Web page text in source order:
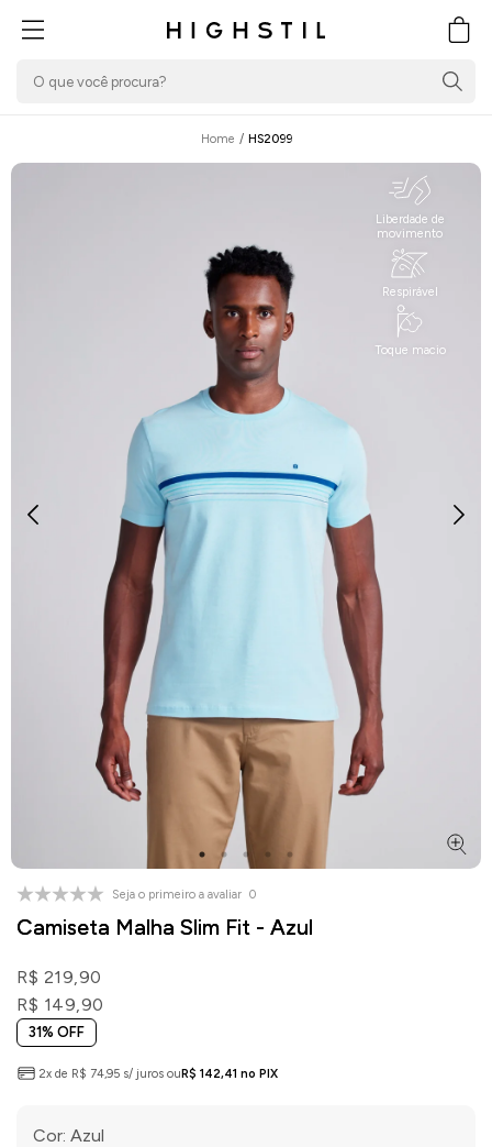
Home / HS2099
Liberdade de
movimento
Respirável
Toque macio
Seja o primeiro a avaliar 0
Camiseta Malha Slim Fit - Azul
R$ 219,90
R$ 149,90
31% OFF
2x de R$ 74,95 s/ juros ouR$ 142,41 no PIX
Cor: Azul